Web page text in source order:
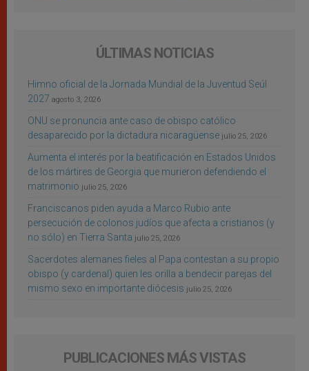
ÚLTIMAS NOTICIAS
Himno oficial de la Jornada Mundial de la Juventud Seúl
2027 agosto 3, 2026
ONU se pronuncia ante caso de obispo católico
desaparecido por la dictadura nicaragüense julio 25, 2026
Aumenta el interés por la beatificación en Estados Unidos
de los mártires de Georgia que murieron defendiendo el
matrimonio julio 25, 2026
Franciscanos piden ayuda a Marco Rubio ante
persecución de colonos judíos que afecta a cristianos (y
no sólo) en Tierra Santa julio 25, 2026
Sacerdotes alemanes fieles al Papa contestan a su propio
obispo (y cardenal) quien les orilla a bendecir parejas del
mismo sexo en importante diócesis julio 25, 2026
PUBLICACIONES MÁS VISTAS